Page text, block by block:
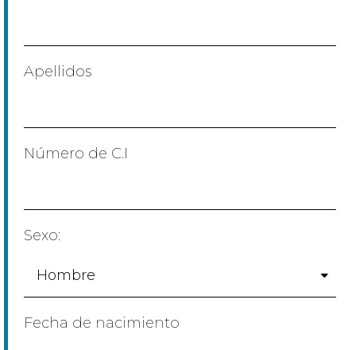
Apellidos
Número de C.I
Sexo:
Fecha de nacimiento